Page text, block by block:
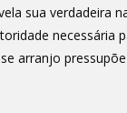
sua verdadeira
necessária
arranjo